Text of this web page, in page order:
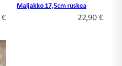
€
Maljakko 17,5cm ruskea
22,90€